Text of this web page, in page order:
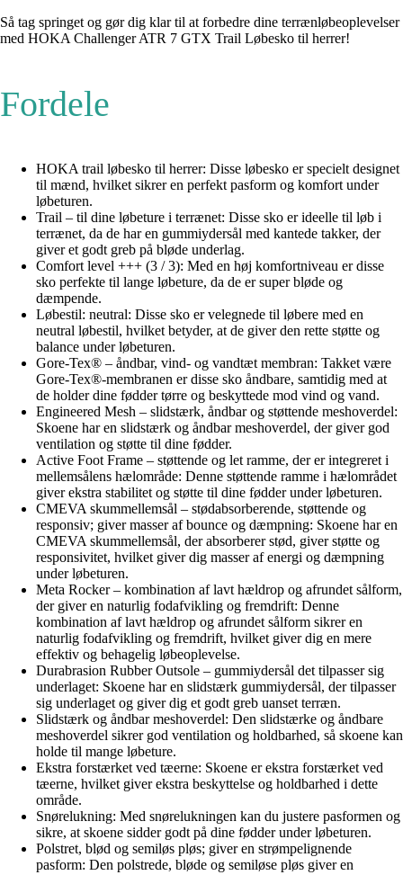
Så tag springet og gør dig klar til at forbedre dine terrænløbeoplevelser
med HOKA Challenger ATR 7 GTX Trail Løbesko til herrer!
Fordele
HOKA trail løbesko til herrer: Disse løbesko er specielt designet
til mænd, hvilket sikrer en perfekt pasform og komfort under
løbeturen.
Trail – til dine løbeture i terrænet: Disse sko er ideelle til løb i
terrænet, da de har en gummiydersål med kantede takker, der
giver et godt greb på bløde underlag.
Comfort level +++ (3 / 3): Med en høj komfortniveau er disse
sko perfekte til lange løbeture, da de er super bløde og
dæmpende.
Løbestil: neutral: Disse sko er velegnede til løbere med en
neutral løbestil, hvilket betyder, at de giver den rette støtte og
balance under løbeturen.
Gore-Tex® – åndbar, vind- og vandtæt membran: Takket være
Gore-Tex®-membranen er disse sko åndbare, samtidig med at
de holder dine fødder tørre og beskyttede mod vind og vand.
Engineered Mesh – slidstærk, åndbar og støttende meshoverdel:
Skoene har en slidstærk og åndbar meshoverdel, der giver god
ventilation og støtte til dine fødder.
Active Foot Frame – støttende og let ramme, der er integreret i
mellemsålens hælområde: Denne støttende ramme i hælområdet
giver ekstra stabilitet og støtte til dine fødder under løbeturen.
CMEVA skummellemsål – stødabsorberende, støttende og
responsiv; giver masser af bounce og dæmpning: Skoene har en
CMEVA skummellemsål, der absorberer stød, giver støtte og
responsivitet, hvilket giver dig masser af energi og dæmpning
under løbeturen.
Meta Rocker – kombination af lavt hældrop og afrundet sålform,
der giver en naturlig fodafvikling og fremdrift: Denne
kombination af lavt hældrop og afrundet sålform sikrer en
naturlig fodafvikling og fremdrift, hvilket giver dig en mere
effektiv og behagelig løbeoplevelse.
Durabrasion Rubber Outsole – gummiydersål det tilpasser sig
underlaget: Skoene har en slidstærk gummiydersål, der tilpasser
sig underlaget og giver dig et godt greb uanset terræn.
Slidstærk og åndbar meshoverdel: Den slidstærke og åndbare
meshoverdel sikrer god ventilation og holdbarhed, så skoene kan
holde til mange løbeture.
Ekstra forstærket ved tæerne: Skoene er ekstra forstærket ved
tæerne, hvilket giver ekstra beskyttelse og holdbarhed i dette
område.
Snørelukning: Med snørelukningen kan du justere pasformen og
sikre, at skoene sidder godt på dine fødder under løbeturen.
Polstret, blød og semiløs pløs; giver en strømpelignende
pasform: Den polstrede, bløde og semiløse pløs giver en